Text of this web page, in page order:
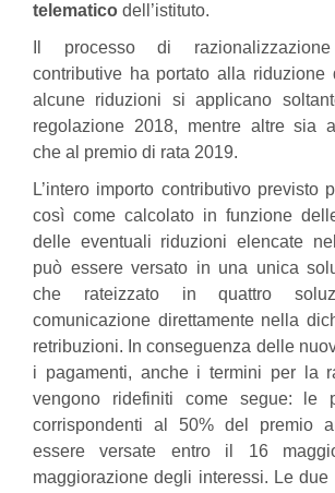
telematico dell’istituto.
Il processo di
contributive ha portato alla riduzione
alcune riduzioni si applicano
regolazione 2018, mentre altre sia
che al premio di rata 2019.
L’intero importo contributivo previsto
così come calcolato in funzione
delle eventuali riduzioni elencate
può essere versato in una unica
che rateizzato in quattro
comunicazione direttamente nella
retribuzioni. In conseguenza delle
i pagamenti, anche i termini per la
vengono ridefiniti come segue: le
corrispondenti al 50% del premio
essere versate entro il 16
maggiorazione degli interessi. Le due